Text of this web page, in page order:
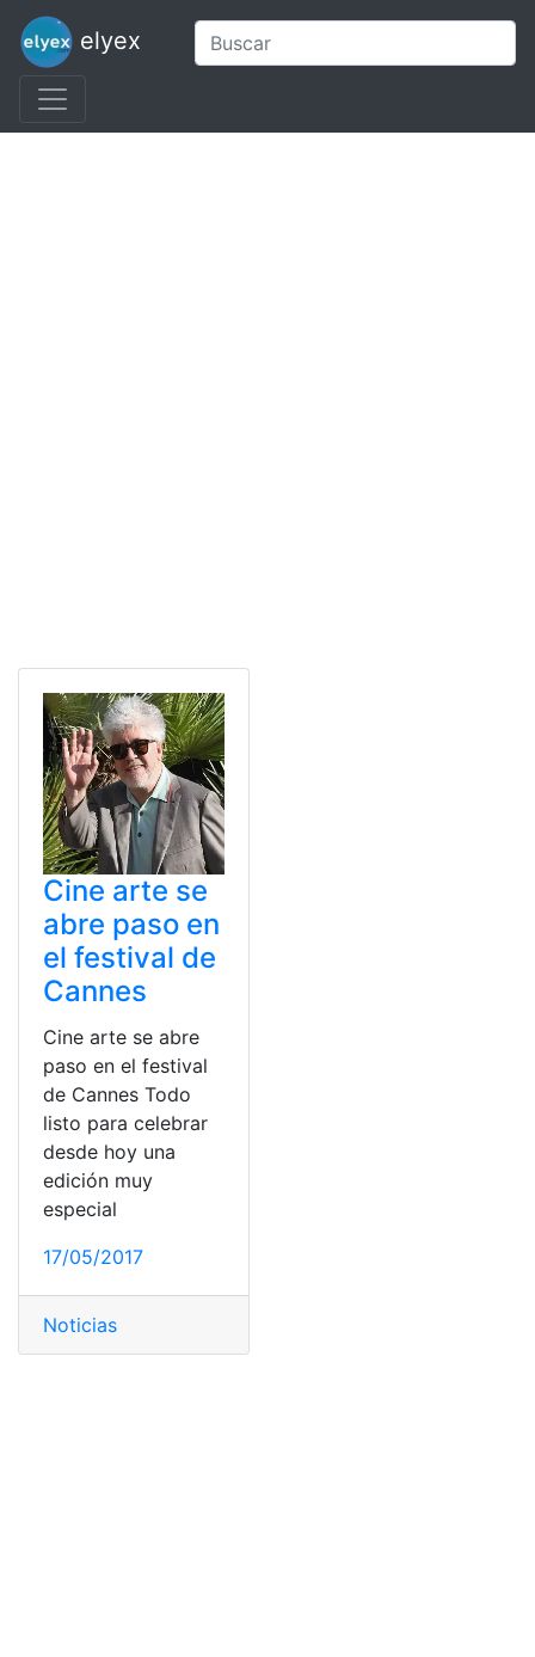
elyex
Cine arte se
abre paso en
el festival de
Cannes
Cine arte se abre
paso en el festival
de Cannes Todo
listo para celebrar
desde hoy una
edición muy
especial
17/05/2017
Noticias